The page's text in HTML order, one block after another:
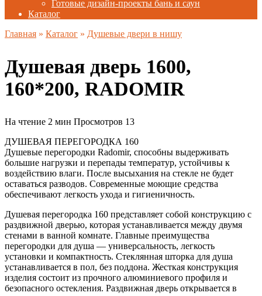
Готовые дизайн-проекты бань и саун
Каталог
Главная » Каталог » Душевые двери в нишу
Душевая дверь 1600,
160*200, RADOMIR
На чтение 2 мин Просмотров 13
ДУШЕВАЯ ПЕРЕГОРОДКА 160
Душевые перегородки Radomir, способны выдерживать
большие нагрузки и перепады температур, устойчивы к
воздействию влаги. После высыхания на стекле не будет
оставаться разводов. Современные моющие средства
обеспечивают легкость ухода и гигиеничность.
Душевая перегородка 160 представляет собой конструкцию с
раздвижной дверью, которая устанавливается между двумя
стенами в ванной комнате. Главные преимущества
перегородки для душа — универсальность, легкость
установки и компактность. Стеклянная шторка для душа
устанавливается в пол, без поддона. Жесткая конструкция
изделия состоит из прочного алюминиевого профиля и
безопасного остекления. Раздвижная дверь открывается в